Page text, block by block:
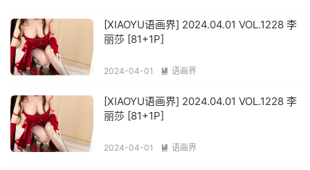
[XIAOYU语画界] 2024.04.01 VOL.1228 李
丽莎 [81+1P]
2024-04-01  语画界
[XIAOYU语画界] 2024.04.01 VOL.1228 李
丽莎 [81+1P]
2024-04-01  语画界